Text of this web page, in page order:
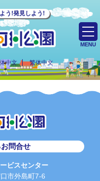
う!発見しよう!
中文 繁体中文
MENU
問合せ
ビスセンター
市外島町7-6